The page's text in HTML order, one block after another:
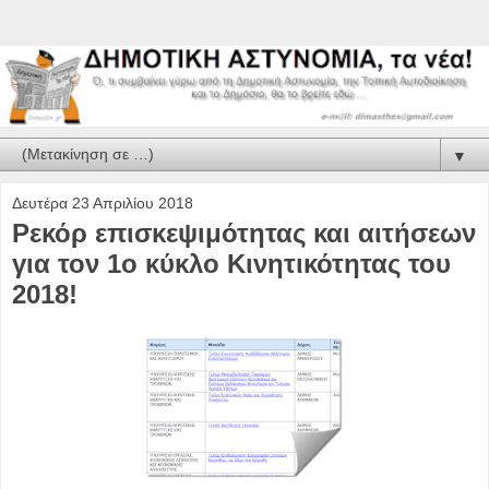
▼
Δευτέρα 23 Απριλίου 2018
Ρεκόρ επισκεψιμότητας και αιτήσεων
για τον 1ο κύκλο Κινητικότητας του
2018!